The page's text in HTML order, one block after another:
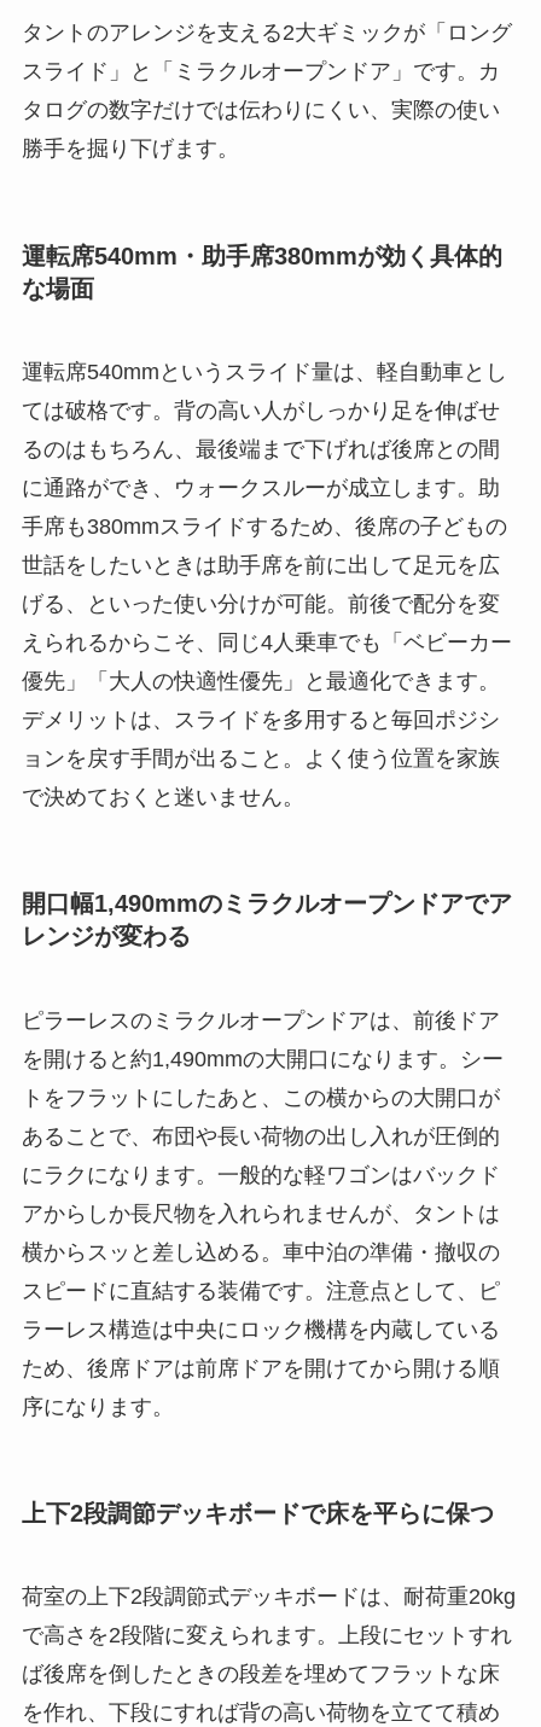
タントのアレンジを支える2大ギミックが「ロング
スライド」と「ミラクルオープンドア」です。カ
タログの数字だけでは伝わりにくい、実際の使い
勝手を掘り下げます。
運転席540mm・助手席380mmが効く具体的
な場面
運転席540mmというスライド量は、軽自動車とし
ては破格です。背の高い人がしっかり足を伸ばせ
るのはもちろん、最後端まで下げれば後席との間
に通路ができ、ウォークスルーが成立します。助
手席も380mmスライドするため、後席の子どもの
世話をしたいときは助手席を前に出して足元を広
げる、といった使い分けが可能。前後で配分を変
えられるからこそ、同じ4人乗車でも「ベビーカー
優先」「大人の快適性優先」と最適化できます。
デメリットは、スライドを多用すると毎回ポジシ
ョンを戻す手間が出ること。よく使う位置を家族
で決めておくと迷いません。
開口幅1,490mmのミラクルオープンドアでア
レンジが変わる
ピラーレスのミラクルオープンドアは、前後ドア
を開けると約1,490mmの大開口になります。シー
トをフラットにしたあと、この横からの大開口が
あることで、布団や長い荷物の出し入れが圧倒的
にラクになります。一般的な軽ワゴンはバックド
アからしか長尺物を入れられませんが、タントは
横からスッと差し込める。車中泊の準備・撤収の
スピードに直結する装備です。注意点として、ピ
ラーレス構造は中央にロック機構を内蔵している
ため、後席ドアは前席ドアを開けてから開ける順
序になります。
上下2段調節デッキボードで床を平らに保つ
荷室の上下2段調節式デッキボードは、耐荷重20kg
で高さを2段階に変えられます。上段にセットすれ
ば後席を倒したときの段差を埋めてフラットな床
を作れ、下段にすれば背の高い荷物を立てて積め